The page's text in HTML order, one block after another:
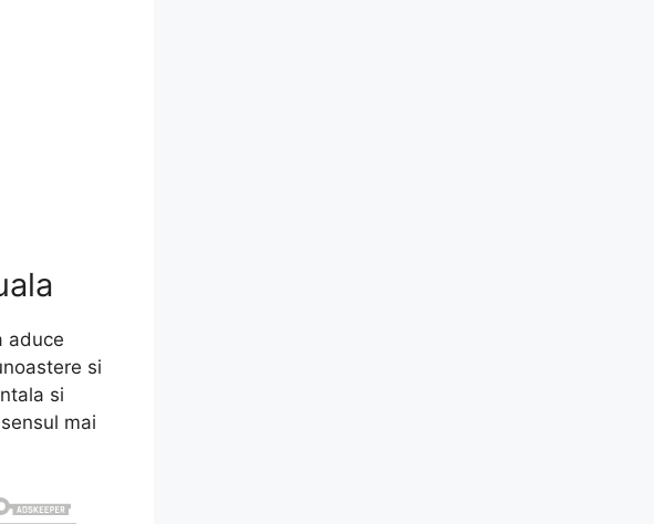
aduce
si
si
mai